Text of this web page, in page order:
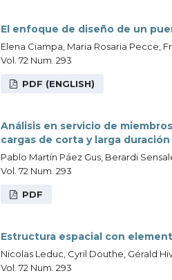
El enfoque de diseño de un
Elena Ciampa, Maria Rosaria Pecce,
Vol. 72 Num. 293
PDF (ENGLISH)
Análisis en servicio de
cargas de corta y larga duración
Pablo Martín Páez Gus, Berardi
Vol. 72 Num. 293
PDF
Estructura espacial con
Nicolas Leduc, Cyril Douthe, Gérald
Vol. 72 Num. 293